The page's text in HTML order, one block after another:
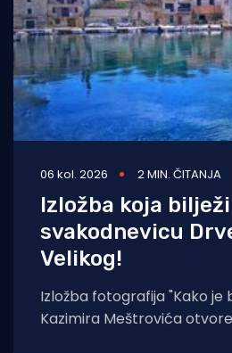
Pomorstvo
Ribolov
Ekologija
Tradicija i kultura
06 kol. 2026 2 MIN. ČITANJA
Izložba koja bilježi
svakodnevicu
Velikog!
Izložba fotografija "Kako je
Kazimira Meštrovića